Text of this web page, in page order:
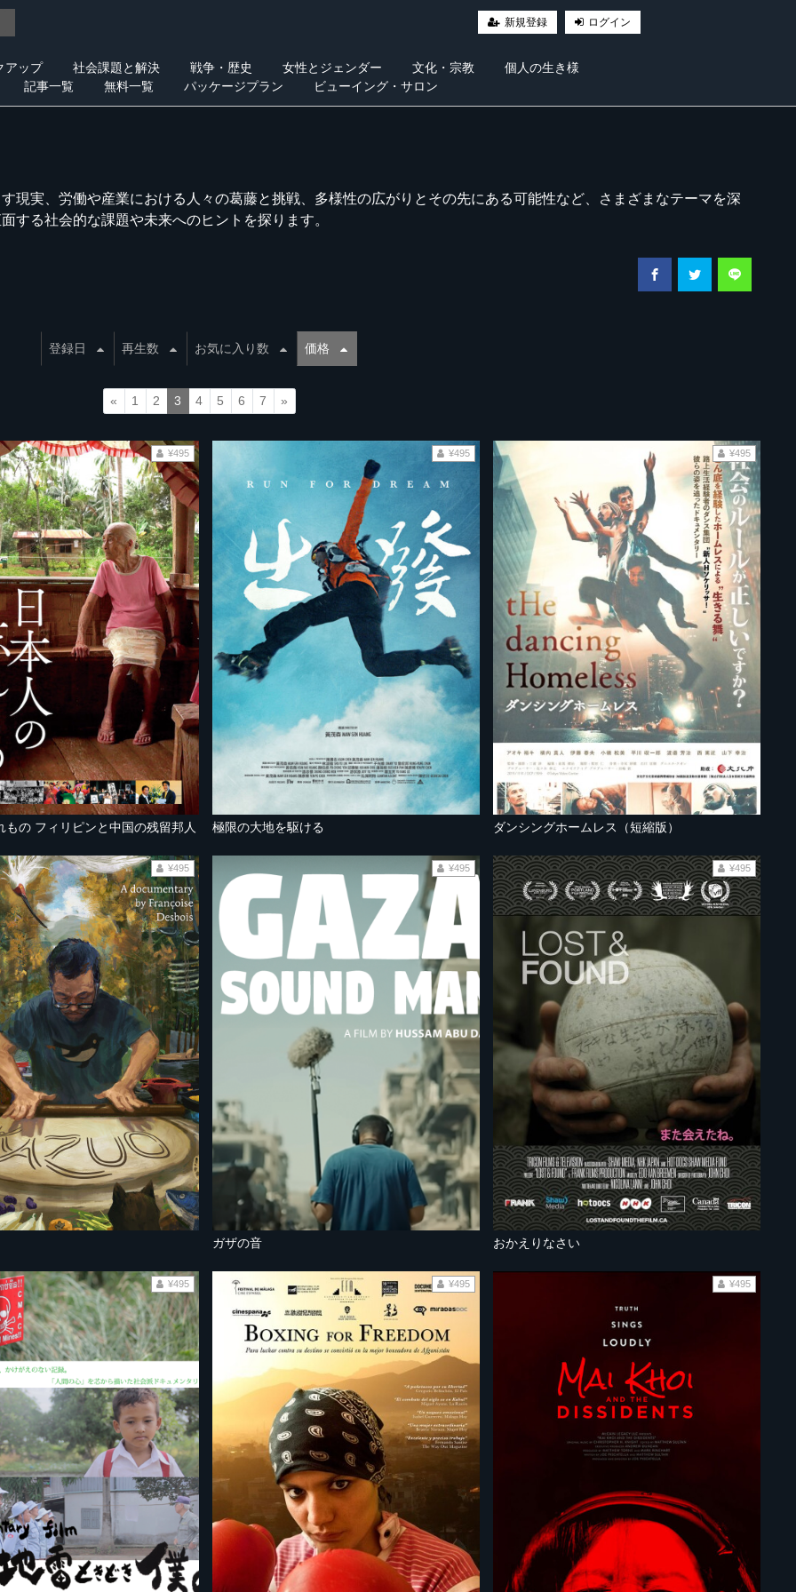
新規登録 ログイン
アップ 社会課題と解決 戦争・歴史 女性とジェンダー 文化・宗教
個人の生き様
記事一覧
無料一覧 パッケージプラン ビューイング・サロン
現実、労働や産業における人々の葛藤と挑戦、多様性の広がりとその先にある可能性など、さまざまなテーマを深
する社会的な課題や未来へのヒントを探ります。
登録日 再生数 お気に入り数 価格
« 1 2 3 4 5 6 7 »
もの フィリピンと中国の残留邦人
¥495
極限の大地を駆ける
¥495
ダンシングホームレス（短縮版）
¥495
¥495
ガザの音
¥495
おかえりなさい
¥495
¥495 ¥495 ¥495